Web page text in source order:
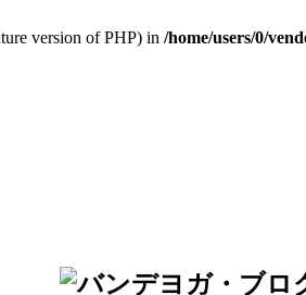
version of PHP) in /home/users/0/